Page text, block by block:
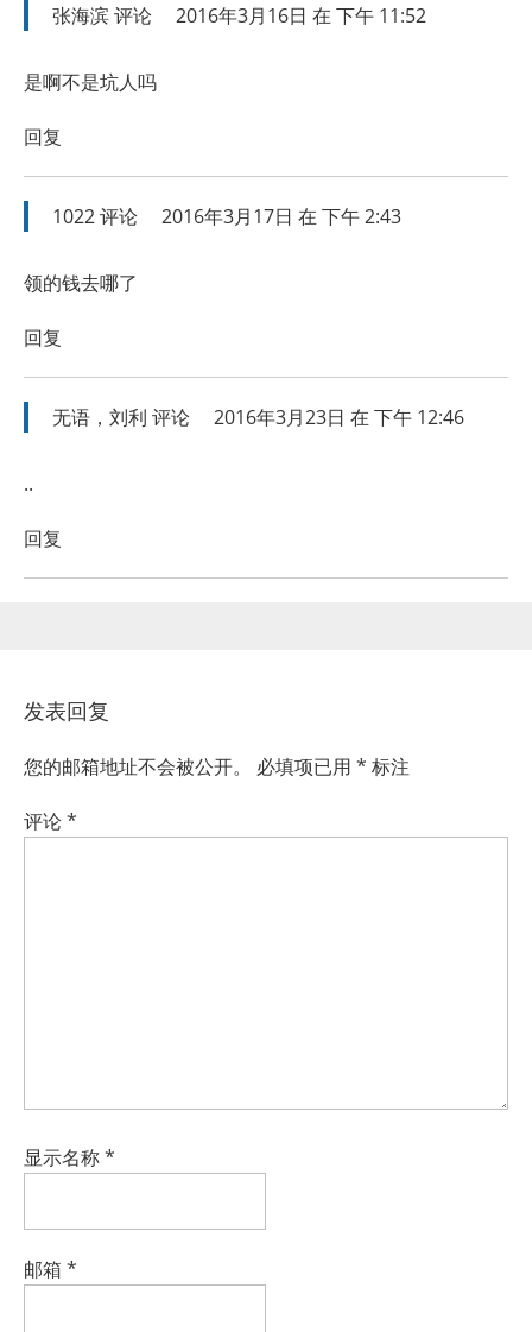
张海滨评论 2016年3月16日 在 下午 11:52
是啊不是坑人吗
回复
1022评论 2016年3月17日 在 下午 2:43
领的钱去哪了
回复
无语，刘利 评论 2016年3月23日 在 下午 12:46
..
回复
发表回复
您的邮箱地址不会被公开。 必填项已用 * 标注
评论*
显示名称*
邮箱 *